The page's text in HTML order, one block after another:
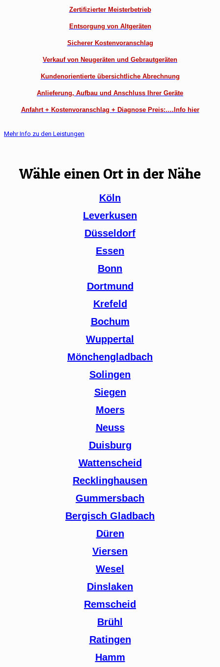
Zertifizierter Meisterbetrieb
Entsorgung von Altgeräten
Sicherer Kostenvoranschlag
Verkauf von Neugeräten und Gebrautgeräten
Kundenorientierte übersichtliche Abrechnung
Anlieferung, Aufbau und Anschluss Ihrer Geräte
Anfahrt + Kostenvoranschlag + Diagnose Preis:….Info hier
Mehr Info zu den Leistungen
Wähle einen Ort in der Nähe
Köln
Leverkusen
Düsseldorf
Essen
Bonn
Dortmund
Krefeld
Bochum
Wuppertal
Mönchengladbach
Solingen
Siegen
Moers
Neuss
Duisburg
Wattenscheid
Recklinghausen
Gummersbach
Bergisch Gladbach
Düren
Viersen
Wesel
Dinslaken
Remscheid
Brühl
Ratingen
Hamm